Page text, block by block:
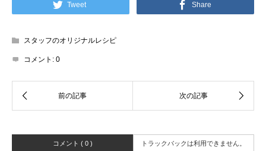
Tweet Share
スタッフのオリジナルレシピ
コメント: 0
コメント ( 0 ) トラックバックは利用できません。